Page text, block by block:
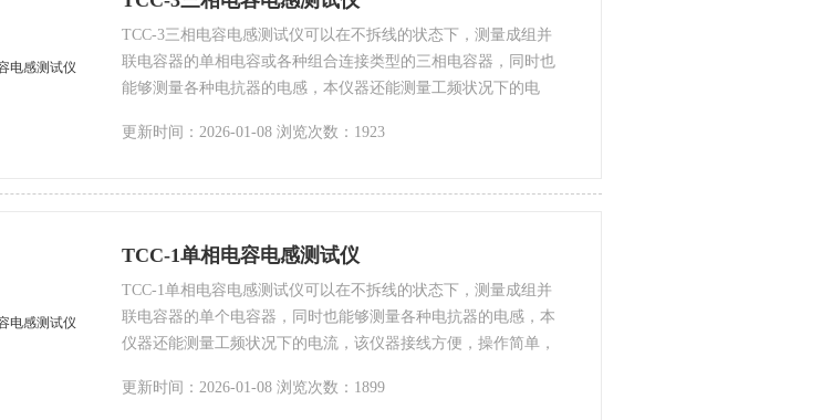
TCC-3三相电容电感测试仪可以在不拆线的状态下，测量成组并
联电容器的单相电容或各种组合连接类型的三相电容器，同时也
能够测量各种电抗器的电感，本仪器还能测量工频状况下的电
大大提高了现场的测试效率，为电网的正常运行提供了安全保
更新时间：2026-01-08 浏览次数：1923
TCC-1单相电容电感测试仪
TCC-1单相电容电感测试仪可以在不拆线的状态下，测量成组并
联电容器的单个电容器，同时也能够测量各种电抗器的电感，本
仪器还能测量工频状况下的电流，该仪器接线方便，操作简单，
网的正常运行提供了安全保障。
更新时间：2026-01-08 浏览次数：1899